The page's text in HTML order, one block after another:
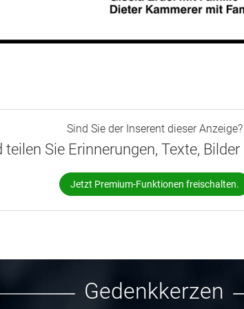
Sind Sie der Inserent dieser Anzeige?
Sie Erinnerungen, Texte,
Jetzt Premium-Funktionen freischalten.
Gedenkkerzen